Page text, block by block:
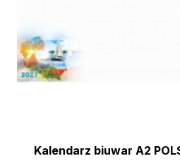
Kalendarz biuwar A2